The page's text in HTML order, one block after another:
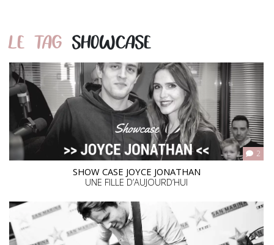
LE TAGSHOWCASE
2
SHOW CASE JOYCE JONATHAN
UNE FILLE D’AUJOURD’HUI